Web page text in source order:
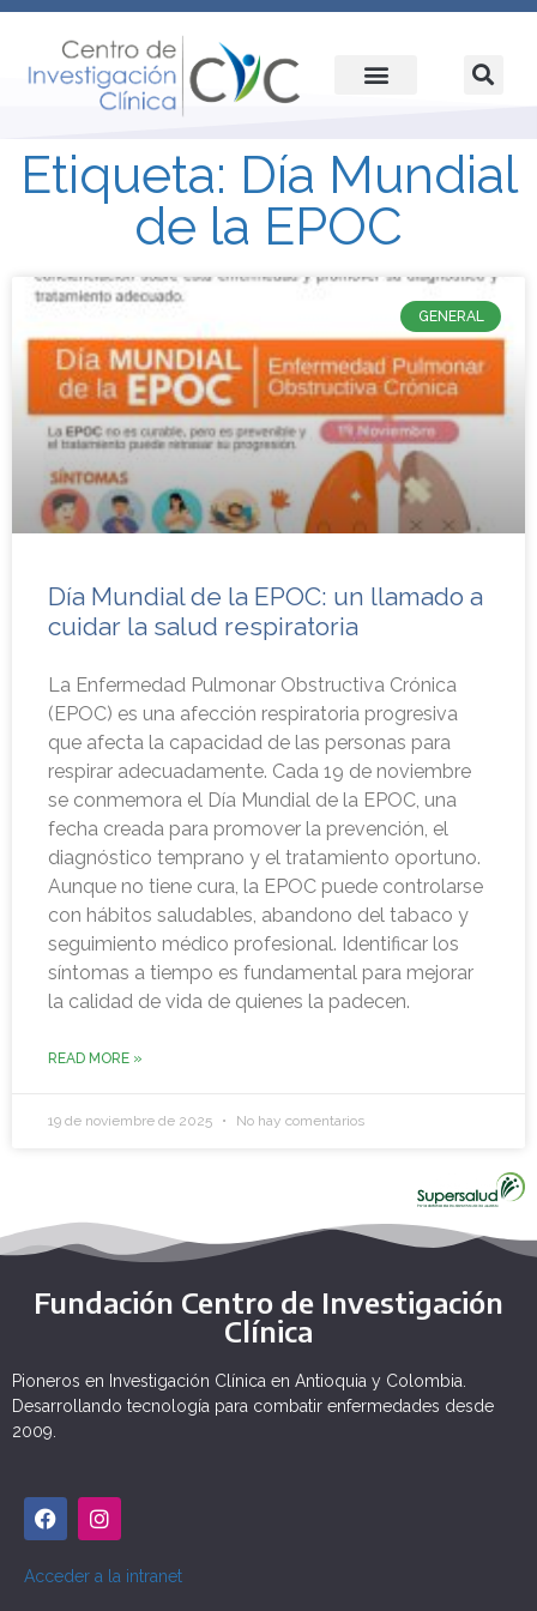
Etiqueta: Día Mundial
de la EPOC
GENERAL
Día Mundial de la EPOC: un llamado a
cuidar la salud respiratoria
La Enfermedad Pulmonar Obstructiva Crónica
(EPOC) es una afección respiratoria progresiva
que afecta la capacidad de las personas para
respirar adecuadamente. Cada 19 de noviembre
se conmemora el Día Mundial de la EPOC, una
fecha creada para promover la prevención, el
diagnóstico temprano y el tratamiento oportuno.
Aunque no tiene cura, la EPOC puede controlarse
con hábitos saludables, abandono del tabaco y
seguimiento médico profesional. Identificar los
síntomas a tiempo es fundamental para mejorar
la calidad de vida de quienes la padecen.
READ MORE »
19 de noviembre de 2025 No hay comentarios
Fundación Centro de Investigación
Clínica
Pioneros en Investigación Clínica en Antioquia y Colombia.
Desarrollando tecnología para combatir enfermedades desde
2009.
Acceder a la intranet